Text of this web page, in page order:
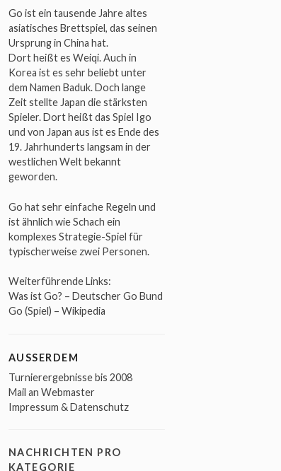
Go ist ein tausende Jahre altes
asiatisches Brettspiel, das seinen
Ursprung in China hat.
Dort heißt es Weiqi. Auch in
Korea ist es sehr beliebt unter
dem Namen Baduk. Doch lange
Zeit stellte Japan die stärksten
Spieler. Dort heißt das Spiel Igo
und von Japan aus ist es Ende des
19. Jahrhunderts langsam in der
westlichen Welt bekannt
geworden.
Go hat sehr einfache Regeln und
ist ähnlich wie Schach ein
komplexes Strategie-Spiel für
typischerweise zwei Personen.
Weiterführende Links:
Was ist Go? – Deutscher Go Bund
Go (Spiel) – Wikipedia
AUSSERDEM
Turnierergebnisse bis 2008
Mail an Webmaster
Impressum & Datenschutz
NACHRICHTEN PRO
KATEGORIE